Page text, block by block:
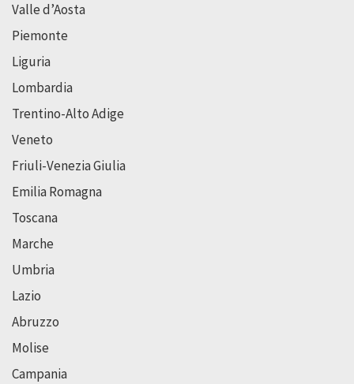
Valle d’Aosta
Piemonte
Liguria
Lombardia
Trentino-Alto Adige
Veneto
Friuli-Venezia Giulia
Emilia Romagna
Toscana
Marche
Umbria
Lazio
Abruzzo
Molise
Campania